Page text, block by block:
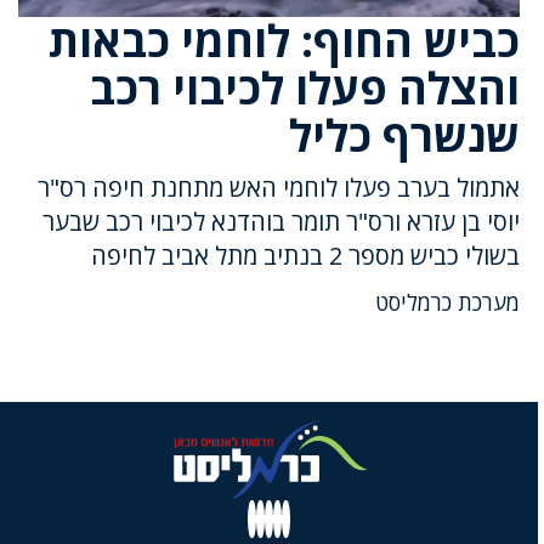
כביש החוף: לוחמי כבאות
והצלה פעלו לכיבוי רכב
שנשרף כליל
אתמול בערב פעלו לוחמי האש מתחנת חיפה רס"ר
יוסי בן עזרא ורס"ר תומר בוהדנא לכיבוי רכב שבער
בשולי כביש מספר 2 בנתיב מתל אביב לחיפה
מערכת כרמליסט